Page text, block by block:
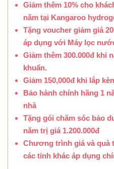
Giảm thêm 10% cho
năm tại Kangaroo
Tặng voucher giảm giá
áp dụng với Máy lọc
Giảm thêm 300.000đ khi
khuẩn.
Giảm 150,000đ khi lắp
Bảo hành chính hãng 1
nhà
Tặng gói chăm sóc bảo
năm trị giá 1.200.000đ
Chương trình giá và quà
các tỉnh khác áp dụng